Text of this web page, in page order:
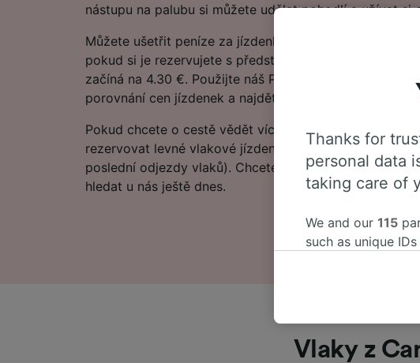
nástupu na palubu si můžete udělat pohodlí a užívat si
Můžete ušetřit peníze za jízdenky z Cannes do
pokud si je rezervujete s předstihem, protože cena
začíná na 4.30 €. Použijte náš Plánovač cest v horní
porovnání cen jízdenek a najděte to nejnižší jízdné.
Pokud chcete o cestě vědět více, podívejte se na jízdní
rezervovat levné vlakové jízdenky, často kladené
poslední odjezdy vlaků). Chcete přejít přímo k
hledat u nás ještě dnes.
Vlaky z
Thanks for
personal data
taking care of
We and our 115
such as unique
where legitimate
These choices
us not to track you.